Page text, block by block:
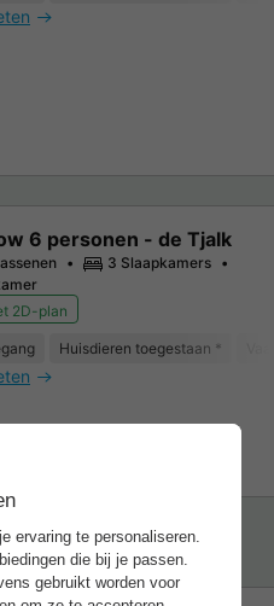
6 personen - de Tjalk
3 Slaapkamers
2D-plan
Huisdieren toegestaan *